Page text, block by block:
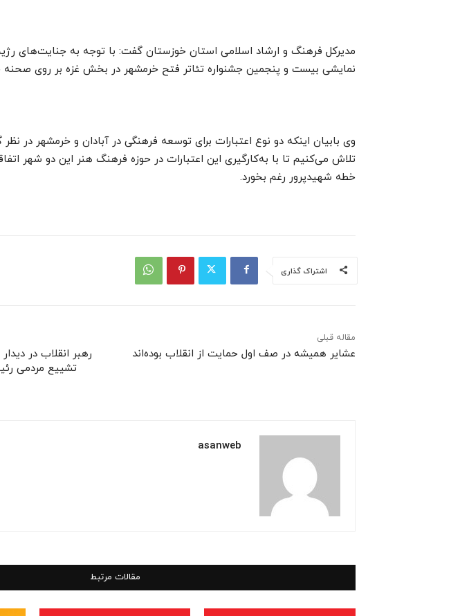
مدیرکل فرهنگ و ارشاد اسلامی استان خوزستان گفت: با توجه به جنایت‌های
نمایشی بیست و پنجمین جشنواره تئاتر فتح خرمشهر در بخش غزه بر روی صحنه
وی بابیان اینکه دو نوع اعتبارات برای توسعه فرهنگی در آبادان و خرمشهر در
تلاش می‌کنیم تا با به‌کارگیری این اعتبارات در حوزه فرهنگ هنر این دو شهر
خطه شهیدپرور رغم بخورد.
اشتراک گذاری
مقاله قبلی
عشایر همیشه در صف اول حمایت از انقلاب بوده‌اند
رهبر انقلاب در
تشییع مردمی
asanweb
مقالات مرتبط